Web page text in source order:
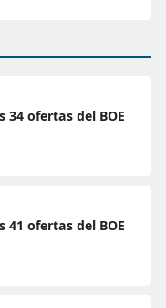
34 ofertas del BOE
41 ofertas del BOE